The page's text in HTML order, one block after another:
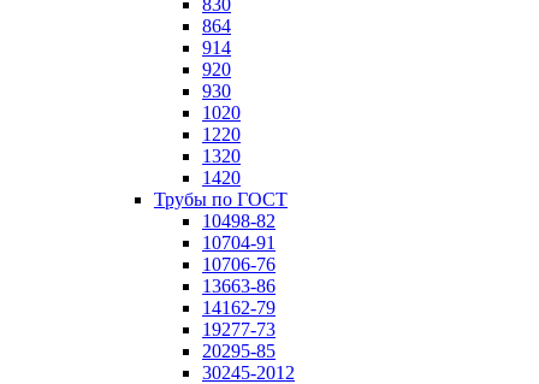
864
914
920
930
1020
1220
1320
1420
Трубы по ГОСТ
10498-82
10704-91
10706-76
13663-86
14162-79
19277-73
20295-85
30245-2012